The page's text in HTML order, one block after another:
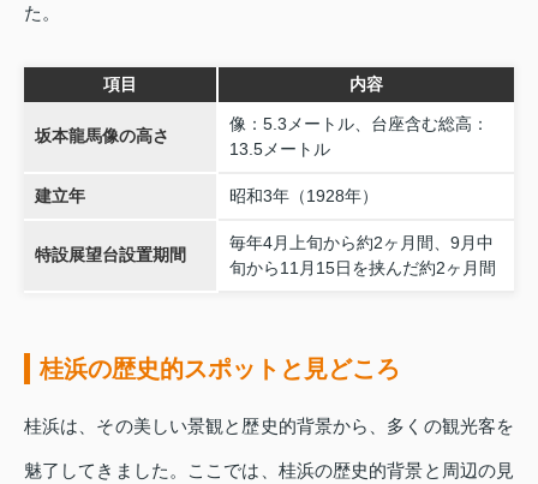
た。
項目 内容
坂本龍馬像の高さ
像：5.3メートル、台座含む総高：
13.5メートル
建立年 昭和3年（1928年）
特設展望台設置期間
毎年4月上旬から約2ヶ月間、9月中
旬から11月15日を挟んだ約2ヶ月間
桂浜の歴史的スポットと見どころ
桂浜は、その美しい景観と歴史的背景から、多くの観光客を
魅了してきました。ここでは、桂浜の歴史的背景と周辺の見